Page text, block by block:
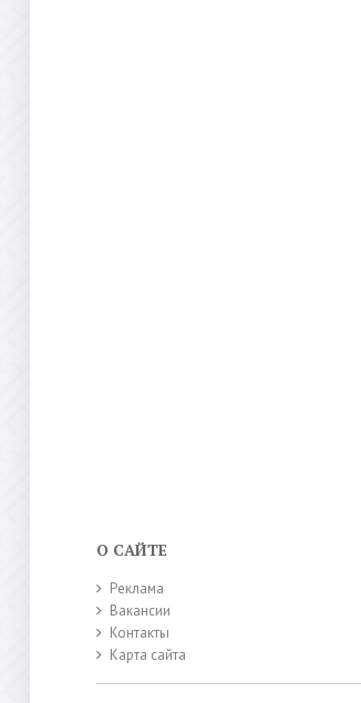
О САЙТЕ
Реклама
Вакансии
Контакты
Карта сайта